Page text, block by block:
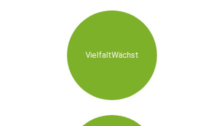
VielfaltWächst